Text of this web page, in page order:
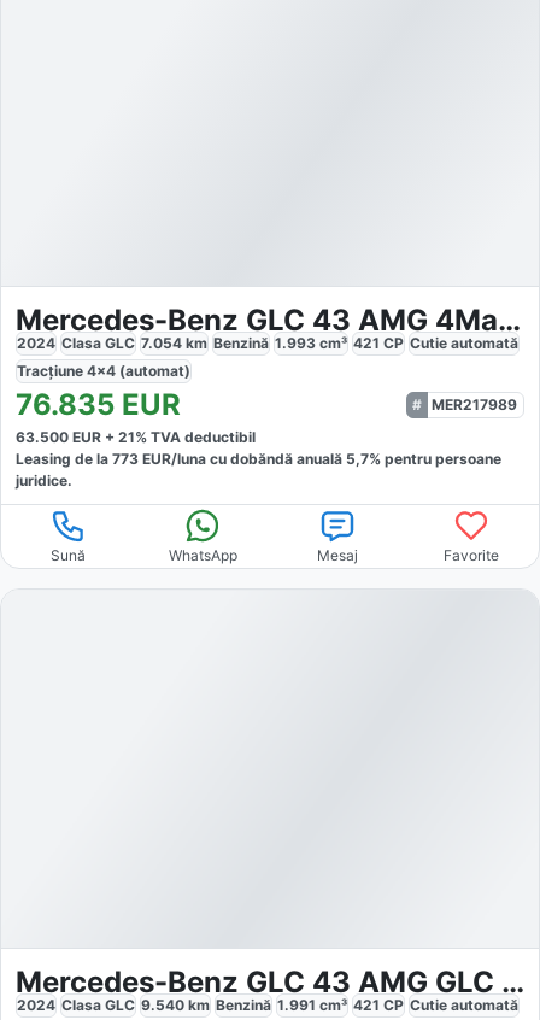
Mercedes-Benz GLC 43 AMG 4Matic
2024 Clasa GLC 7.054 km Benzină 1.993 cm³ 421 CP Cutie automată
Tracțiune 4x4 (automat)
76.835 EUR
MER217989
63.500 EUR + 21% TVA deductibil
Leasing de la 773 EUR/luna cu dobăndă anuală 5,7% pentru persoane
juridice.
Sună WhatsApp Mesaj Favorite
Mercedes-Benz GLC 43 AMG GLC 43
2024 Clasa GLC 9.540 km Benzină 1.991 cm³ 421 CP Cutie automată